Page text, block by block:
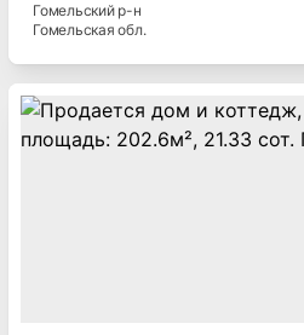
Гомельскийр-н
Гомельская обл.